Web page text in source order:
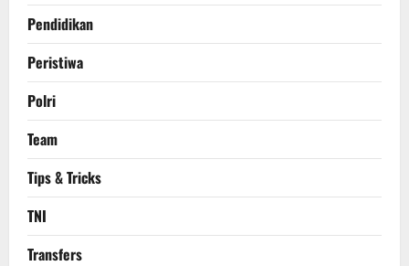
Pendidikan
Peristiwa
Polri
Team
Tips & Tricks
TNI
Transfers